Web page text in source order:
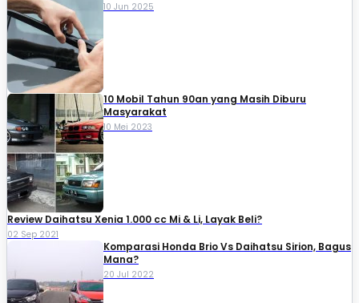
10 Jun 2025
10 Mobil Tahun 90an yang Masih Diburu
Masyarakat
10 Mei 2023
Review Daihatsu Xenia 1.000 cc Mi & Li, Layak Beli?
02 Sep 2021
Komparasi Honda Brio Vs Daihatsu Sirion, Bagus
Mana?
20 Jul 2022